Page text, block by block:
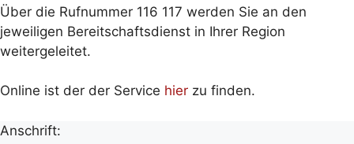
Über die Rufnummer 116 117 werden Sie an den
jeweiligen Bereitschaftsdienst in Ihrer Region
weitergeleitet.
Online ist der der Service hier zu finden.
Anschrift: